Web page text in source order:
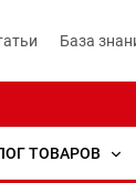
База
ТОВАРОВ